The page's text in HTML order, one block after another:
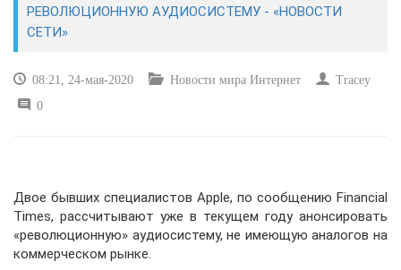
САЙТОСТРОЕНИЕ
ИНТЕРНЕТ И СВЯЗЬ
РЕВОЛЮЦИОННУЮ АУДИОСИСТЕМУ - «НОВОСТИ
СЕТИ»
08:21, 24-мая-2020 Новости мира Интернет
Tracey
0
Двое бывших специалистов Apple, по сообщению Financial
Times, рассчитывают уже в текущем году анонсировать
«революционную» аудиосистему, не имеющую аналогов на
коммерческом рынке.